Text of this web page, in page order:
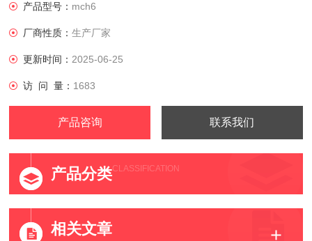
产品型号： mch6
厂商性质：生产厂家
更新时间： 2025-06-25
访 问 量： 1683
产品咨询 联系我们
产品分类CLASSIFICATION
相关文章